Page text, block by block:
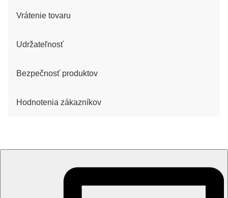
Vrátenie tovaru
Udržateľnosť
Bezpečnosť produktov
Hodnotenia zákazníkov